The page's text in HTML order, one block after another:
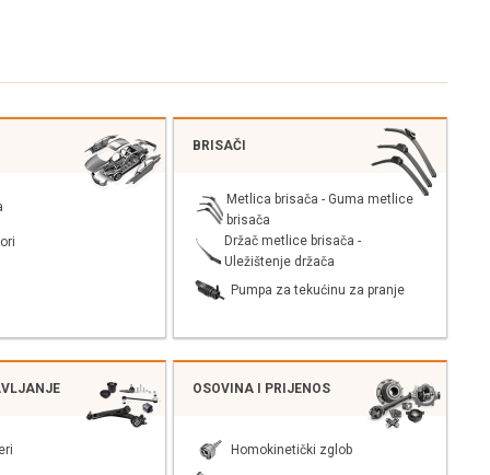
BRISAČI
Metlica brisača - Guma metlice
brisača
Držač metlice brisača -
Uležištenje držača
Pumpa za tekućinu za pranje
OSOVINA I PRIJENOS
Homokinetički zglob